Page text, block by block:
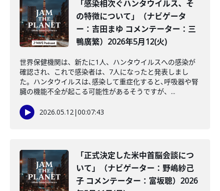
「感染相次ぐハンタウイルス、そ
の特徴について」（ナビゲータ
ー：吉田まゆ コメンテーター：三
鴨廣繁）2026年5月12(火)
世界保健機関は、新たに1人、ハンタウイルスへの感染が
確認され、これで感染者は、7人になったと発表しまし
た。ハンタウイルスは､感染して重症化すると､呼吸器や腎
臓の機能不全が起こる可能性があるそうですが、...
2026.05.12|00:07:43
「正式決定した米中首脳会談につ
いて」（ナビゲーター：野嶋紗己
子 コメンテーター：富坂聰）2026